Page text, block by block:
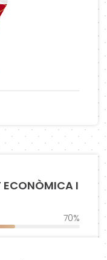
ECONÒMICA I
70%